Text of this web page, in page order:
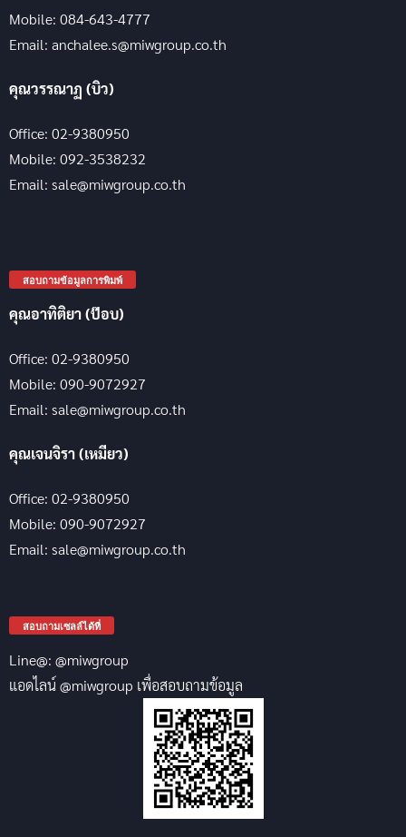
Mobile: 084-643-4777
Email: anchalee.s@miwgroup.co.th
คุณวรรณาฏ (บิว)
Office: 02-9380950
Mobile: 092-3538232
Email: sale@miwgroup.co.th
สอบถามข้อมูลการพิมพ์
คุณอาทิติยา (ป๊อบ)
Office: 02-9380950
Mobile: 090-9072927
Email: sale@miwgroup.co.th
คุณเจนจิรา (เหมียว)
Office: 02-9380950
Mobile: 090-9072927
Email: sale@miwgroup.co.th
สอบถามเซลล์ได้ที่
Line@: @miwgroup
แอดไลน์ @miwgroup เพื่อสอบถามข้อมูล